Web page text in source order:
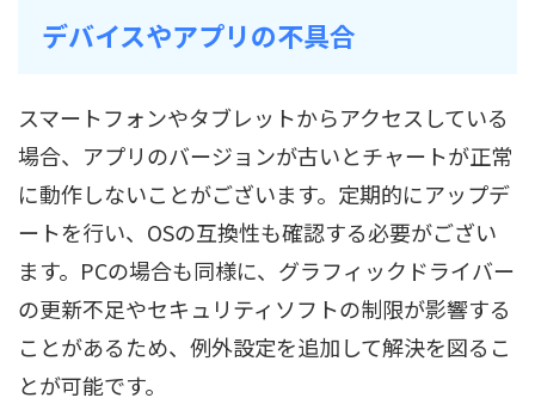
デバイスやアプリの不具合
スマートフォンやタブレットからアクセスしている
場合、アプリのバージョンが古いとチャートが正常
に動作しないことがございます。定期的にアップデ
ートを行い、OSの互換性も確認する必要がござい
ます。PCの場合も同様に、グラフィックドライバー
の更新不足やセキュリティソフトの制限が影響する
ことがあるため、例外設定を追加して解決を図るこ
とが可能です。